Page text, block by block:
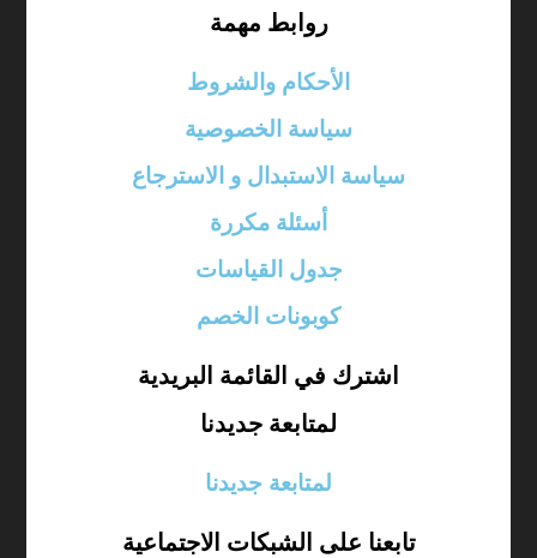
روابط مهمة
الأحكام والشروط
سياسة الخصوصية
سياسة الاستبدال و الاسترجاع
أسئلة مكررة
جدول القياسات
كوبونات الخصم
اشترك في القائمة البريدية
لمتابعة جديدنا
لمتابعة جديدنا
تابعنا على الشبكات الاجتماعية